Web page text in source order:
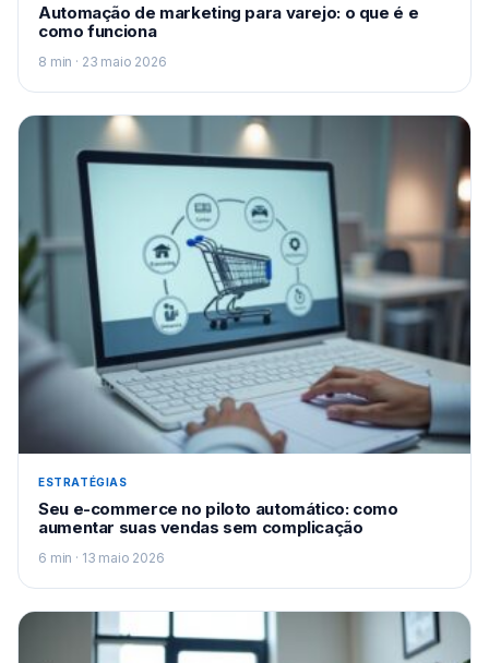
Automação de marketing para varejo: o que é e
como funciona
8 min · 23 maio 2026
ESTRATÉGIAS
Seu e-commerce no piloto automático: como
aumentar suas vendas sem complicação
6 min · 13 maio 2026